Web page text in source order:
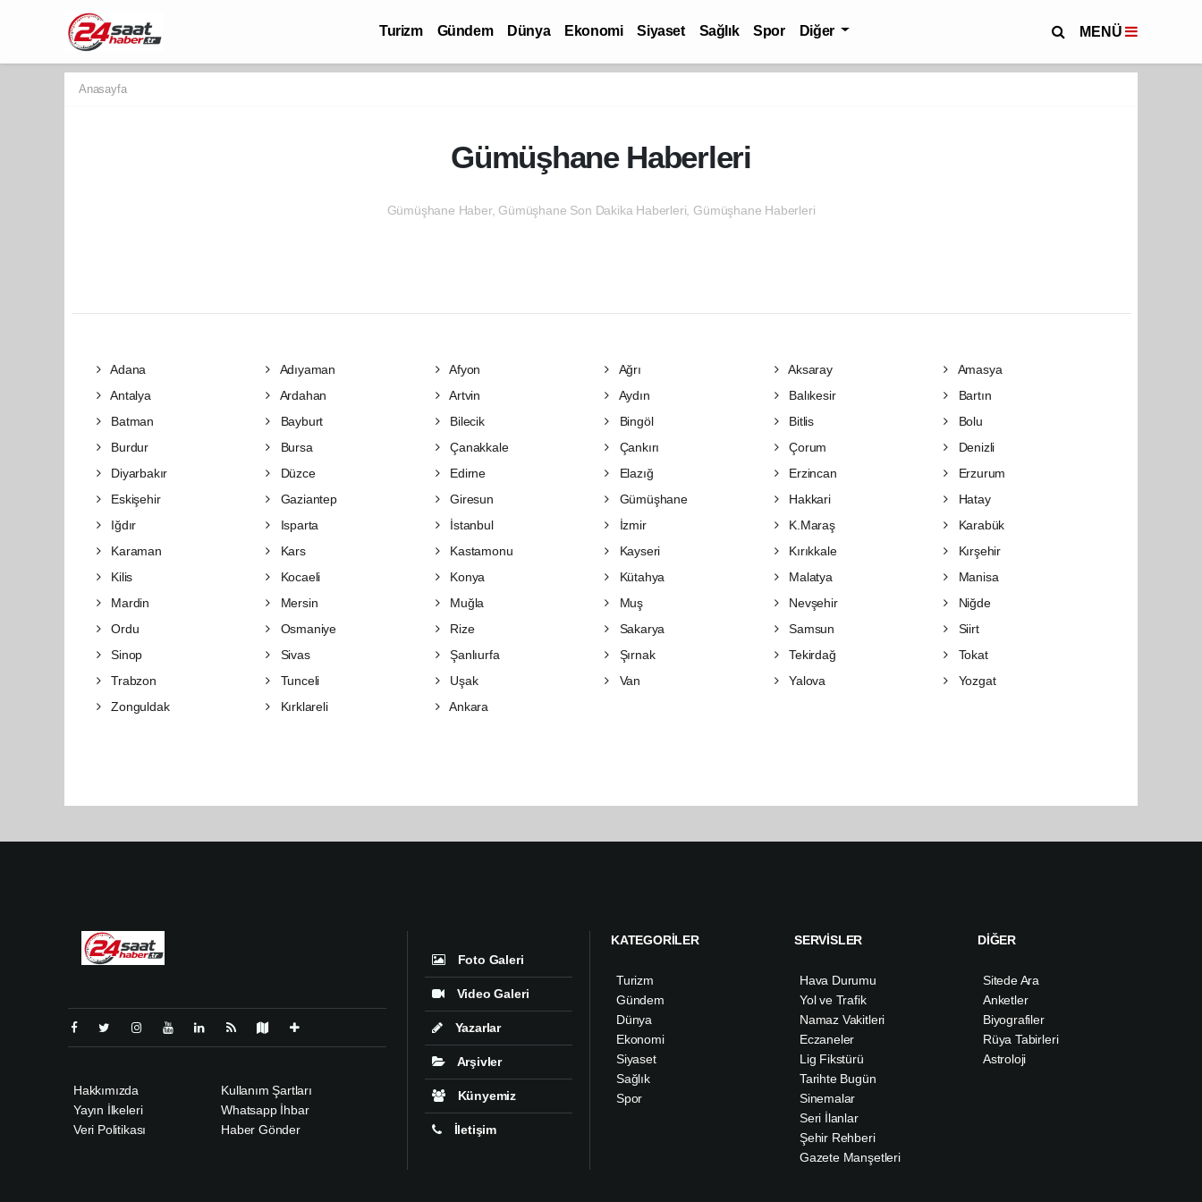
Turizm Gündem Dünya Ekonomi Siyaset Sağlık Spor Diğer MENÜ
Anasayfa
Gümüşhane Haberleri
Gümüşhane Haber, Gümüşhane Son Dakika Haberleri, Gümüşhane Haberleri
Adana Adıyaman Afyon Ağrı Aksaray
Amasya
Antalya
Ardahan Artvin Aydın Balıkesir
Bartın
Batman
Bayburt Bilecik Bingöl Bitlis
Bolu
Burdur
Bursa Çanakkale Çankırı Çorum
Denizli
Diyarbakır
Düzce Edirne Elazığ Erzincan
Erzurum
Eskişehir
Gaziantep Giresun Gümüşhane Hakkari
Hatay
Iğdır
Isparta İstanbul İzmir K.Maraş
Karabük
Karaman
Kars Kastamonu Kayseri Kırıkkale
Kırşehir
Kilis
Kocaeli Konya Kütahya Malatya
Manisa
Mardin
Mersin Muğla Muş Nevşehir
Niğde
Ordu
Osmaniye Rize Sakarya Samsun
Siirt
Sinop
Sivas Şanlıurfa Şırnak Tekirdağ
Tokat
Trabzon
Tunceli Uşak Van Yalova
Yozgat
Zonguldak
Kırklareli Ankara
Hakkımızda
Yayın İlkeleri
Veri Politikası
Kullanım Şartları
Whatsapp İhbar
Haber Gönder
Foto Galeri
Video Galeri
Yazarlar
Arşivler
Künyemiz
İletişim
KATEGORİLER
Turizm
Gündem
Dünya
Ekonomi
Siyaset
Sağlık
Spor
SERVİSLER
Hava Durumu
Yol ve Trafik
Namaz Vakitleri
Eczaneler
Lig Fikstürü
Tarihte Bugün
Sinemalar
Seri İlanlar
Şehir Rehberi
Gazete Manşetleri
DİĞER
Sitede Ara
Anketler
Biyografiler
Rüya Tabirleri
Astroloji